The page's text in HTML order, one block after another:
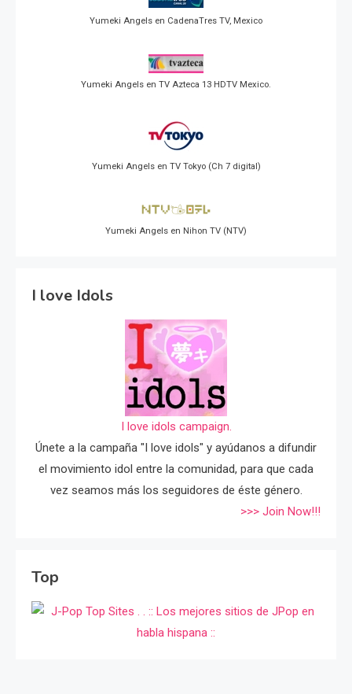
Yumeki Angels en CadenaTres TV, Mexico
Yumeki Angels en TV Azteca 13 HDTV Mexico.
Yumeki Angels en TV Tokyo (Ch 7 digital)
Yumeki Angels en Nihon TV (NTV)
I love Idols
I love idols campaign.
Únete a la campaña "I love idols" y ayúdanos a difundir
el movimiento idol entre la comunidad, para que cada
vez seamos más los seguidores de éste género.
>>> Join Now!!!
Top